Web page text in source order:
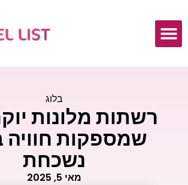
בלוג
רשתות מלונות
שמספקות חוויה
נשכחת
מאי 5, 2025